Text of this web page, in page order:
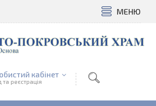
МЕНЮ
кабінет
та реєстрація